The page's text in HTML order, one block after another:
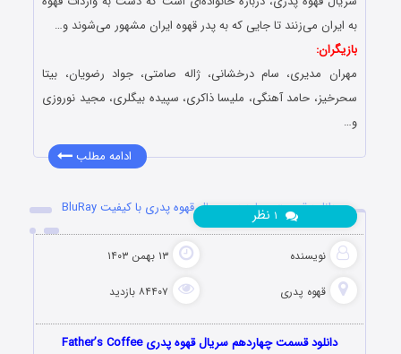
به ایران می‌‌زنند تا جایی که به پدر قهوه ایران مشهور می‌‌شوند و…
بازیگران:
مهران مدیری، سام درخشانی، ژاله صامتی، جواد رضویان، بیتا
سحرخیز، حامد آهنگی، ملیسا ذاکری، سپیده بیگلری، مجید نوروزی
و…
ادامه مطلب
دانلود قسمت چهاردهم سریال قهوه پدری با کیفیت BluRay
نویسنده ۱۳ بهمن ۱۴۰۳
قهوه پدری ۸۴۴۰۷ بازدید
نظر
دانلود قسمت چهاردهم سریال قهوه پدری Father’s Coffee